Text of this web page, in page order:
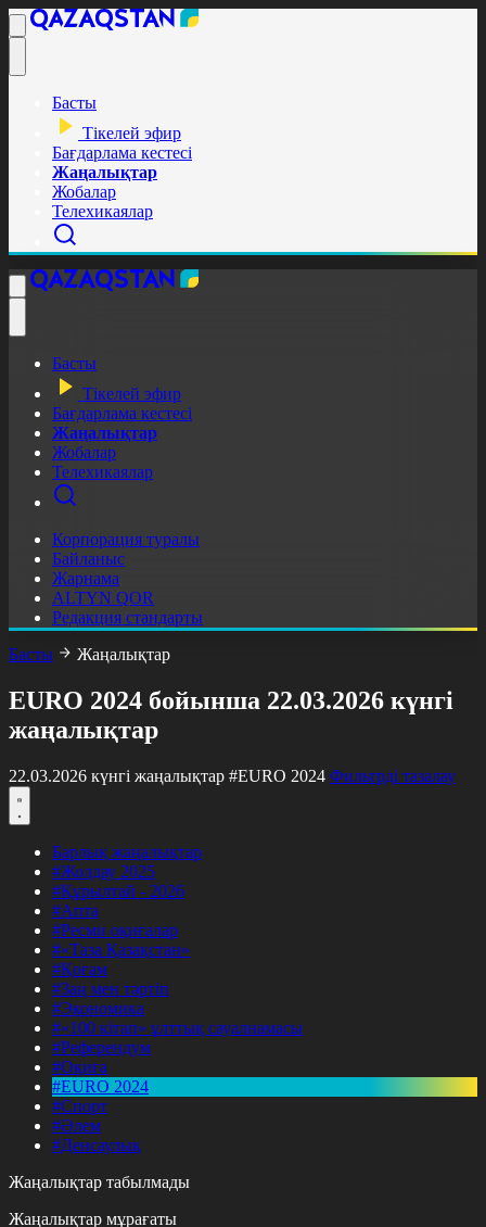
Басты
Тікелей эфир
Бағдарлама кестесі
Жаңалықтар
Жобалар
Телехикаялар
Басты
Тікелей эфир
Бағдарлама кестесі
Жаңалықтар
Жобалар
Телехикаялар
Корпорация туралы
Байланыс
Жарнама
ALTYN QOR
Редакция стандарты
Басты
Жаңалықтар
EURO 2024 бойынша 22.03.2026 күнгі
жаңалықтар
22.03.2026 күнгі жаңалықтар #EURO 2024 Фильтрді тазалау
Барлық жаңалықтар
#Жолдау 2025
#Құрылтай - 2026
#Апта
#Ресми оқиғалар
#«Таза Қазақстан»
#Қоғам
#Заң мен тәртіп
#Экономика
#«100 кітап» ұлттық сауалнамасы
#Референдум
#Оқиға
#EURO 2024
#Спорт
#Әлем
#Денсаулық
Жаңалықтар табылмады
Жаңалықтар мұрағаты